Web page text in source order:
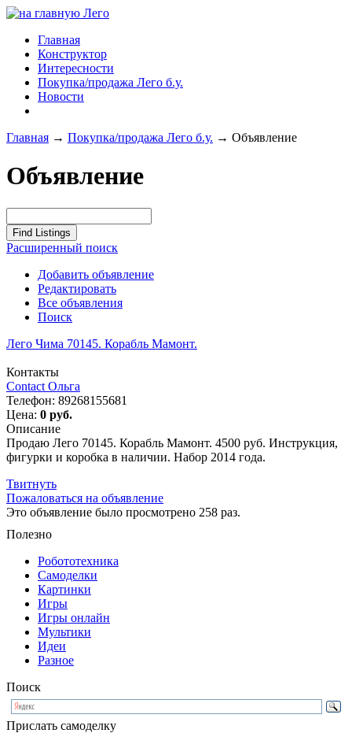
Главная
Конструктор
Интересности
Покупка/продажа Лего б.у.
Новости
Главная → Покупка/продажа Лего б.у. → Объявление
Объявление
Расширенный поиск
Добавить объявление
Редактировать
Все объявления
Поиск
Лего Чима 70145. Корабль Мамонт.
Контакты
Contact Ольга
Телефон: 89268155681
Цена: 0 руб.
Описание
Продаю Лего 70145. Корабль Мамонт. 4500 руб. Инструкция,
фигурки и коробка в наличии. Набор 2014 года.
Твитнуть
Пожаловаться на объявление
Это объявление было просмотрено 258 раз.
Полезно
Робототехника
Самоделки
Картинки
Игры
Игры онлайн
Мультики
Идеи
Разное
Поиск
Прислать самоделку